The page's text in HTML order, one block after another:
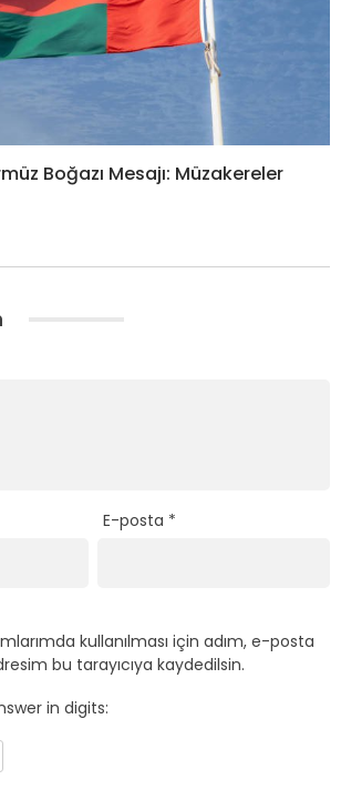
Boğazı Mesajı: Müzakereler
E-posta *
kullanılması için adım, e-posta
bu tarayıcıya kaydedilsin.
in digits: